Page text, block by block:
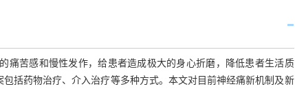
痛苦感和慢性发作，给患者造成极大的身心折磨，降低患者生活质
括药物治疗、介入治疗等多种方式。本文对目前神经痛新机制及新